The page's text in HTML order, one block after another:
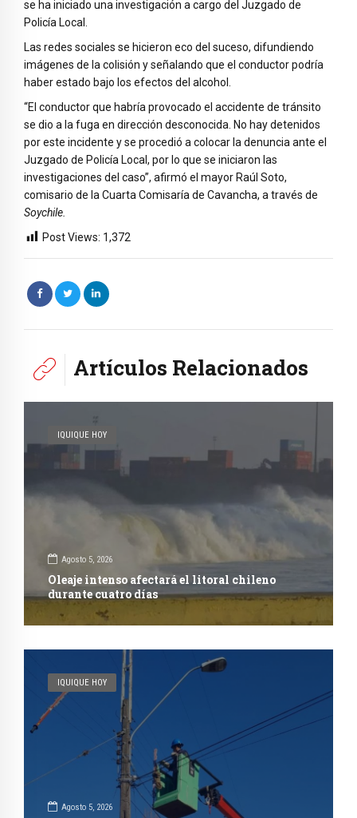
se ha iniciado una investigación a cargo del Juzgado de
Policía Local.
Las redes sociales se hicieron eco del suceso, difundiendo
imágenes de la colisión y señalando que el conductor podría
haber estado bajo los efectos del alcohol.
“El conductor que habría provocado el accidente de tránsito
se dio a la fuga en dirección desconocida. No hay detenidos
por este incidente y se procedió a colocar la denuncia ante el
Juzgado de Policía Local, por lo que se iniciaron las
investigaciones del caso”, afirmó el mayor Raúl Soto,
comisario de la Cuarta Comisaría de Cavancha, a través de
Soychile.
Post Views: 1,372
Artículos Relacionados
IQUIQUE HOY
Agosto 5, 2026
Oleaje intenso afectará el litoral chileno
durante cuatro días
IQUIQUE HOY
Agosto 5, 2026